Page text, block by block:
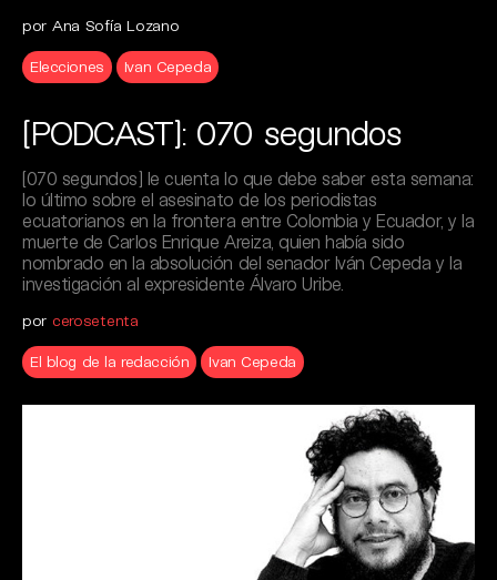
por Ana Sofía Lozano
Elecciones Ivan Cepeda
[PODCAST]: 070 segundos
[070 segundos] le cuenta lo que debe saber esta semana:
lo último sobre el asesinato de los periodistas
ecuatorianos en la frontera entre Colombia y Ecuador, y la
muerte de Carlos Enrique Areiza, quien había sido
nombrado en la absolución del senador Iván Cepeda y la
investigación al expresidente Álvaro Uribe.
por cerosetenta
El blog de la redacción Ivan Cepeda